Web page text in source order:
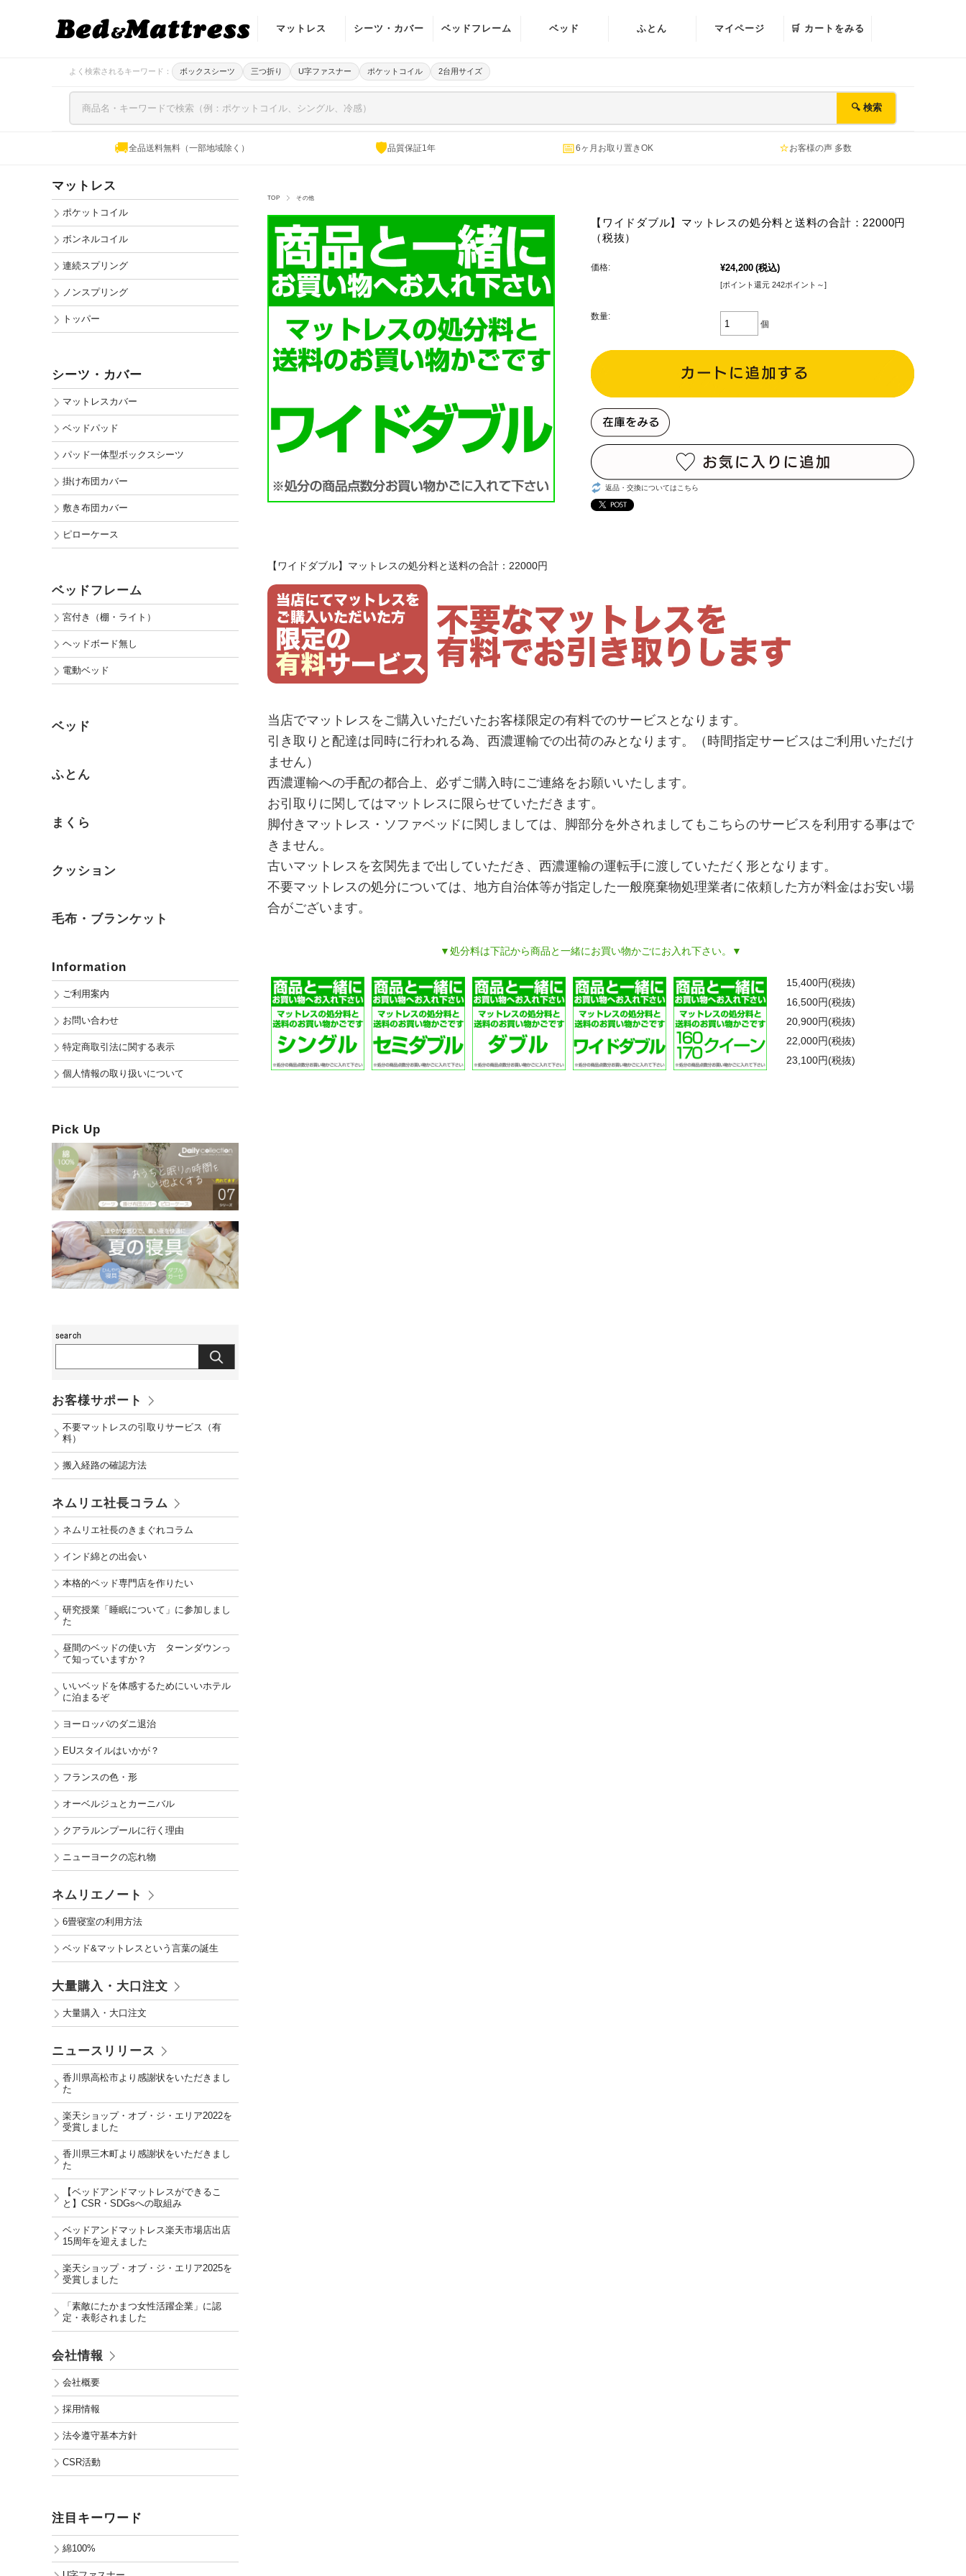
マットレス
ポケットコイル
トッパー
シーツ・カバー
マットレスカバ
ー
ベッドパッド
パッド一体型ボ
敷き布団カバー
ピローケース
ベッドフレーム
宮付き(棚・ラ
イト)
ベッド ふとん マイページ 🛒 カートをみる
よく検索されるキーワード： ボックスシーツ 三つ折り U字ファスナー ポケットコイル 2台用サイズ
🔍 検索
🚚全品送料無料（一部地域除く） 🛡品質保証1年 📅6ヶ月お取り置きOK ⭐お客様の声 多数
TOP その他
【ワイドダブル】マットレスの処分料と送料の合計：22000円
（税抜）
価格: ¥24,200 (税込)
[ポイント還元 242ポイント～]
数量:
個
返品・交換についてはこちら
【ワイドダブル】マットレスの処分料と送料の合計：22000円
当店でマットレスをご購入いただいたお客様限定の有料でのサービスとなります。
引き取りと配達は同時に行われる為、西濃運輸での出荷のみとなります。（時間指定サービスはご利用いただけ
ません）
西濃運輸への手配の都合上、必ずご購入時にご連絡をお願いいたします。
お引取りに関してはマットレスに限らせていただきます。
脚付きマットレス・ソファベッドに関しましては、脚部分を外されましてもこちらのサービスを利用する事はで
きません。
古いマットレスを玄関先まで出していただき、西濃運輸の運転手に渡していただく形となります。
不要マットレスの処分については、地方自治体等が指定した一般廃棄物処理業者に依頼した方が料金はお安い場
合がございます。
▼処分料は下記から商品と一緒にお買い物かごにお入れ下さい。▼
15,400円(税抜)
16,500円(税抜)
20,900円(税抜)
22,000円(税抜)
23,100円(税抜)
マットレス
ポケットコイル
ボンネルコイル
連続スプリング
ノンスプリング
トッパー
シーツ・カバー
マットレスカバー
ベッドパッド
パッド一体型ボックスシーツ
掛け布団カバー
敷き布団カバー
ピローケース
ベッドフレーム
宮付き（棚・ライト）
ヘッドボード無し
電動ベッド
ベッド
ふとん
まくら
クッション
毛布・ブランケット
Information
ご利用案内
お問い合わせ
特定商取引法に関する表示
個人情報の取り扱いについて
Pick Up
お客様サポート
不要マットレスの引取りサービス（有
料）
搬入経路の確認方法
ネムリエ社長コラム
ネムリエ社長のきまぐれコラム
インド綿との出会い
本格的ベッド専門店を作りたい
研究授業「睡眠について」に参加しまし
た
昼間のベッドの使い方 ターンダウンっ
て知っていますか？
いいベッドを体感するためにいいホテル
に泊まるぞ
ヨーロッパのダニ退治
EUスタイルはいかが？
フランスの色・形
オーベルジュとカーニバル
クアラルンプールに行く理由
ニューヨークの忘れ物
ネムリエノート
6畳寝室の利用方法
ベッド&マットレスという言葉の誕生
大量購入・大口注文
大量購入・大口注文
ニュースリリース
香川県高松市より感謝状をいただきまし
た
楽天ショップ・オブ・ジ・エリア2022を
受賞しました
香川県三木町より感謝状をいただきまし
た
【ベッドアンドマットレスができるこ
と】CSR・SDGsへの取組み
ベッドアンドマットレス楽天市場店出店
15周年を迎えました
楽天ショップ・オブ・ジ・エリア2025を
受賞しました
「素敵にたかまつ女性活躍企業」に認
定・表彰されました
会社情報
会社概要
採用情報
法令遵守基本方針
CSR活動
注目キーワード
綿100%